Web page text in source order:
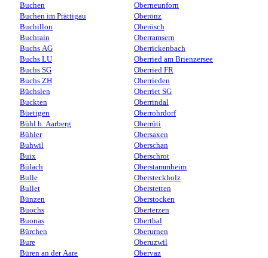
Buchen
Buchen im Prättigau
Buchillon
Buchrain
Buchs AG
Buchs LU
Buchs SG
Buchs ZH
Büchslen
Buckten
Büetigen
Bühl b. Aarberg
Bühler
Buhwil
Buix
Bülach
Bulle
Bullet
Bünzen
Buochs
Buonas
Bürchen
Bure
Büren an der Aare
Oberneunforn
Oberönz
Oberösch
Oberramsern
Oberrickenbach
Oberried am Brienzersee
Oberried FR
Oberrieden
Oberriet SG
Oberrindal
Oberrohrdorf
Oberrüti
Obersaxen
Oberschan
Oberschrot
Oberstammheim
Obersteckholz
Oberstetten
Oberstocken
Oberterzen
Oberthal
Oberurnen
Oberuzwil
Obervaz